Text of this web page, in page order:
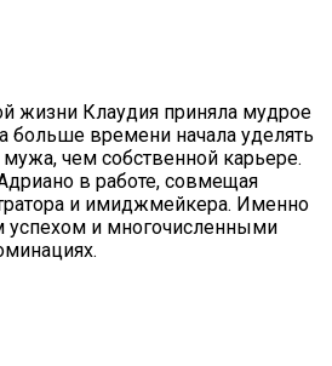
жизни Клаудия приняла мудрое
больше времени начала уделять
чем собственной карьере.
в работе, совмещая
и имиджмейкера. Именно
успехом и многочисленными